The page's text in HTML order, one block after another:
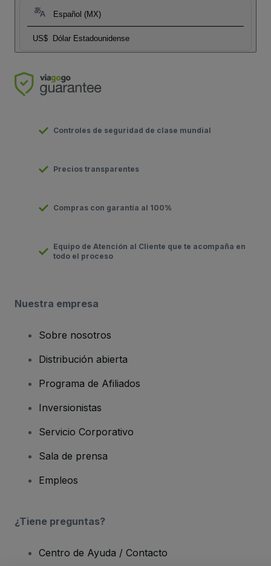
Español (MX)
US$ Dólar Estadounidense
Controles de seguridad de clase mundial
Precios transparentes
Compras con garantía al 100%
Equipo de Atención al Cliente que te acompaña en
todo el proceso
Nuestra empresa
Sobre nosotros
Distribución abierta
Programa de Afiliados
Inversionistas
Servicio Corporativo
Sala de prensa
Empleos
¿Tiene preguntas?
Centro de Ayuda / Contacto